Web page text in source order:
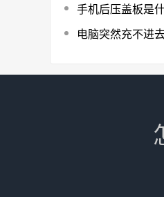
手机后压盖板是
电脑突然充不进